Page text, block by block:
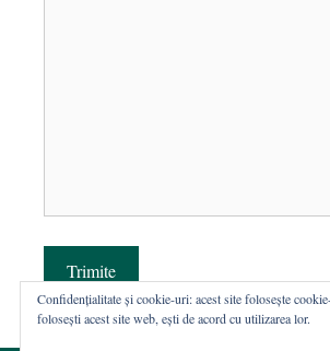
Trimite
Confidențialitate și cookie-uri: acest site folosește
folosești acest site web, ești de acord cu utilizarea lor.